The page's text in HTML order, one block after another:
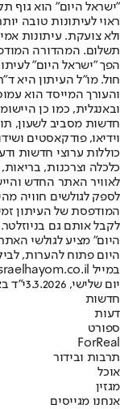
"ישראל היום" הוא גוף
ראוי לעיתונות טובה
ולא צועקת. עיתונות
הפך "ישראל היום"
חול. מו"ל העיתון היא
והעורך המייסד הוא
חדשות מסביב לשעון,
וידיאו, פודקאסטים
כוללות ערוצי חדשות
לאוויר האתר החדש
לספק לגולשים חוויה
המודפסת של העיתון
לקבל אותם גם
היום" מציע לגולשי
היום פתוח להערות,
במייל hayom@israelhayom.co.il.
יום שלישי, 3.3.2026
י"ד
חדשות
דעות
ספורט
ForReal
תרבות ובידור
אוכל
מגזין
אנחנו מגייסים